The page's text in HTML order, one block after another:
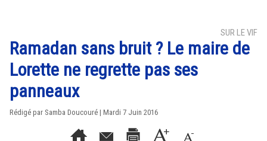
SUR LE VIF
Ramadan sans bruit ? Le maire de
Lorette ne regrette pas ses
panneaux
Rédigé par Samba Doucouré | Mardi 7 Juin 2016